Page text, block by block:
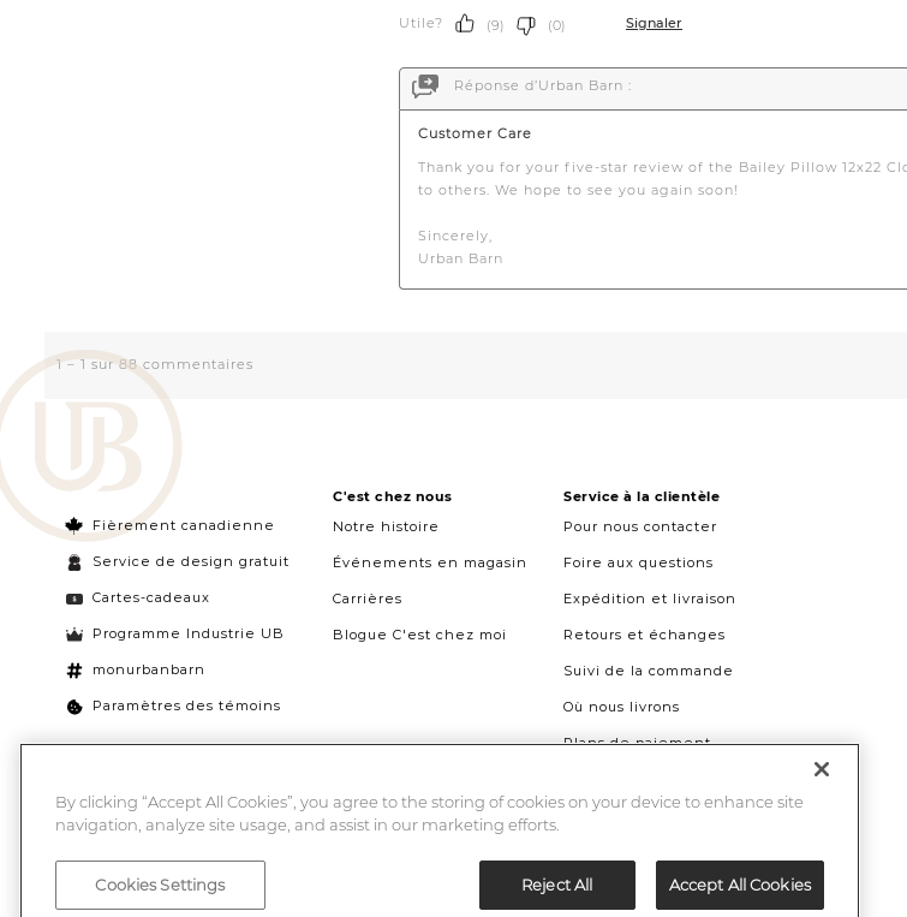
Fièrement canadienne
Service de design gratuit
Cartes-cadeaux
Programme Industrie UB
monurbanbarn
Paramètres des témoins
C'est chez nous
Notre histoire
Événements en magasin
Carrières
Blogue C'est chez moi
Service à la clientèle
Pour nous contacter
Foire aux questions
Expédition et livraison
Retours et échanges
Suivi de la commande
Où nous livrons
Plans de paiement
By clicking “Accept All Cookies”, you agree to the storing of cookies on your device to enhance site
navigation, analyze site usage, and assist in our marketing efforts.
Reject All Accept All Cookies
Cookies Settings